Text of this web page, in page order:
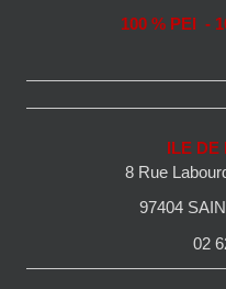
100 % PEI -
ILE DE
8 Rue
97404
02